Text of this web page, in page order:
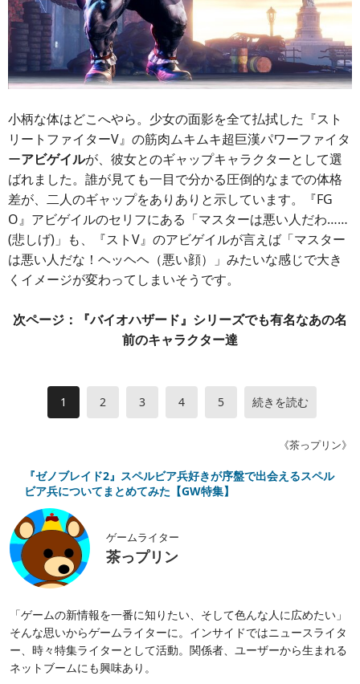
小柄な体はどこへやら。少女の面影を全て払拭した『スト
リートファイターV』の筋肉ムキムキ超巨漢パワーファイタ
ーアビゲイルが、彼女とのギャップキャラクターとして選
ばれました。誰が見ても一目で分かる圧倒的なまでの体格
差が、二人のギャップをありありと示しています。『FG
O』アビゲイルのセリフにある「マスターは悪い人だわ……
(悲しげ)」も、『ストV』のアビゲイルが言えば「マスター
は悪い人だな！ヘッヘヘ（悪い顔）」みたいな感じで大き
くイメージが変わってしまいそうです。
次ページ：『バイオハザード』シリーズでも有名なあの名
前のキャラクター達
1 2 3 4 5 続きを読む
《茶っプリン》
『ゼノブレイド2』スペルビア兵好きが序盤で出会えるスペル
ビア兵についてまとめてみた【GW特集】
ゲームライター
茶っプリン
「ゲームの新情報を一番に知りたい、そして色んな人に広めたい」
そんな思いからゲームライターに。インサイドではニュースライタ
ー、時々特集ライターとして活動。関係者、ユーザーから生まれる
ネットブームにも興味あり。